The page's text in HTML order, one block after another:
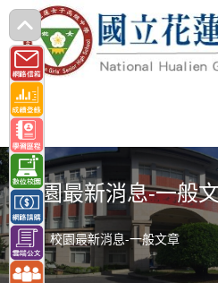
跳
轉
至
主
要
內
容 校園最新消息-一般
> 校園最新消息-一般文章